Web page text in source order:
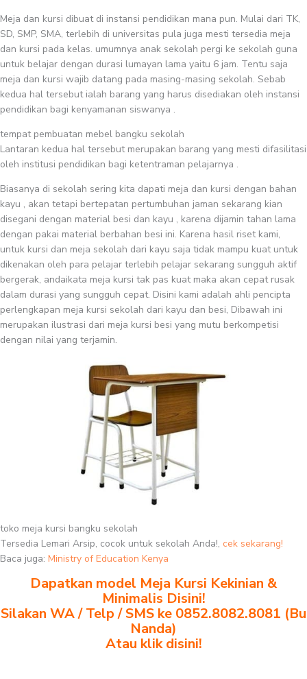
Meja dan kursi dibuat di instansi pendidikan mana pun. Mulai dari TK,
SD, SMP, SMA, terlebih di universitas pula juga mesti tersedia meja
dan kursi pada kelas. umumnya anak sekolah pergi ke sekolah guna
untuk belajar dengan durasi lumayan lama yaitu 6 jam. Tentu saja
meja dan kursi wajib datang pada masing-masing sekolah. Sebab
kedua hal tersebut ialah barang yang harus disediakan oleh instansi
pendidikan bagi kenyamanan siswanya .
tempat pembuatan mebel bangku sekolah
Lantaran kedua hal tersebut merupakan barang yang mesti difasilitasi
oleh institusi pendidikan bagi ketentraman pelajarnya .
Biasanya di sekolah sering kita dapati meja dan kursi dengan bahan
kayu , akan tetapi bertepatan pertumbuhan jaman sekarang kian
disegani dengan material besi dan kayu , karena dijamin tahan lama
dengan pakai material berbahan besi ini. Karena hasil riset kami,
untuk kursi dan meja sekolah dari kayu saja tidak mampu kuat untuk
dikenakan oleh para pelajar terlebih pelajar sekarang sungguh aktif
bergerak, andaikata meja kursi tak pas kuat maka akan cepat rusak
dalam durasi yang sungguh cepat. Disini kami adalah ahli pencipta
perlengkapan meja kursi sekolah dari kayu dan besi, Dibawah ini
merupakan ilustrasi dari meja kursi besi yang mutu berkompetisi
dengan nilai yang terjamin.
toko meja kursi bangku sekolah
Tersedia Lemari Arsip, cocok untuk sekolah Anda!, cek sekarang!
Baca juga: Ministry of Education Kenya
Dapatkan model Meja Kursi Kekinian &
Minimalis Disini!
Silakan WA / Telp / SMS ke 0852.8082.8081 (Bu
Nanda)
Atau klik disini!